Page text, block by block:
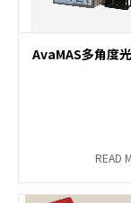
READ